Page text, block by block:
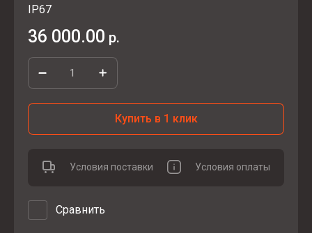
IP67
36 000.00 р.
Купить в 1 клик
Сравнить
Условия поставки Условия оплаты